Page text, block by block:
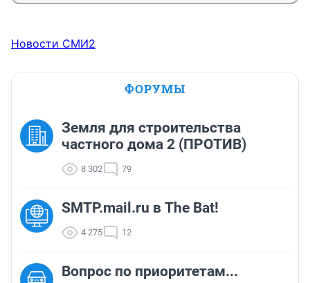
Новости СМИ2
ФОРУМЫ
Земля для строительства
частного дома 2 (ПРОТИВ)
8 302 79
SMTP.mail.ru в The Bat!
4 275 12
Вопрос по приоритетам...